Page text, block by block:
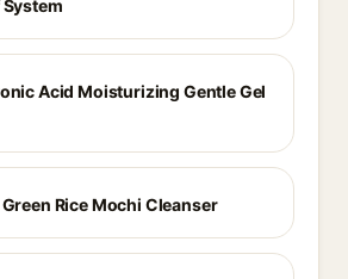
Acid Moisturizing Gentle Gel
Rice Mochi Cleanser